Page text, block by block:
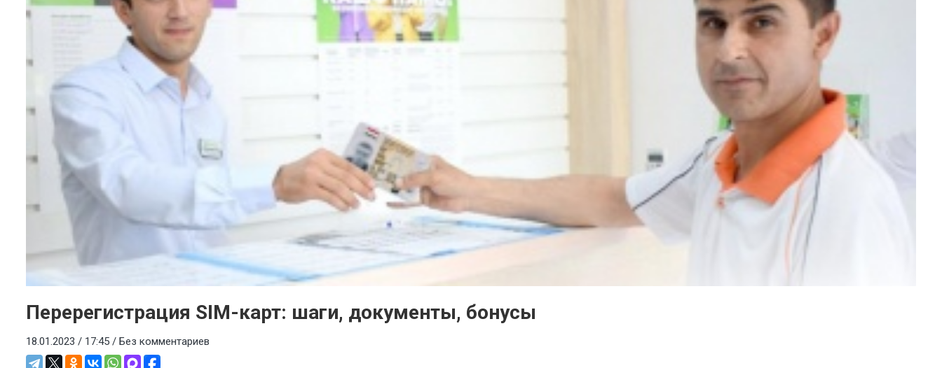
Перерегистрация SIM-карт: шаги, документы, бонусы
18.01.2023 / 17:45 / Без комментариев